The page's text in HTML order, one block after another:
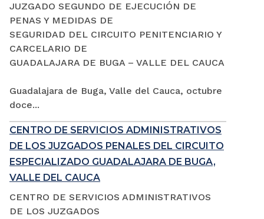
JUZGADO SEGUNDO DE EJECUCIÓN DE
PENAS Y MEDIDAS DE
SEGURIDAD DEL CIRCUITO PENITENCIARIO Y
CARCELARIO DE
GUADALAJARA DE BUGA – VALLE DEL CAUCA
Guadalajara de Buga, Valle del Cauca, octubre
doce...
CENTRO DE SERVICIOS ADMINISTRATIVOS
DE LOS JUZGADOS PENALES DEL CIRCUITO
ESPECIALIZADO GUADALAJARA DE BUGA,
VALLE DEL CAUCA
CENTRO DE SERVICIOS ADMINISTRATIVOS
DE LOS JUZGADOS